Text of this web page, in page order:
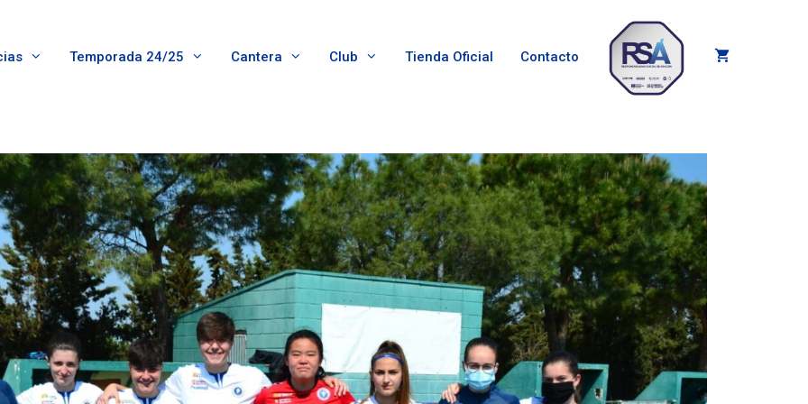
Temporada 24/25 Cantera Club Tienda Oficial Contacto